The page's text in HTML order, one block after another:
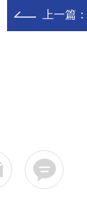
上一篇：